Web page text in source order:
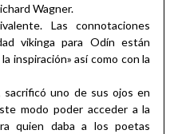
Wagner.
Las connotaciones
vikinga para Odín están
inspiración» así como con la
uno de sus ojos en
modo poder acceder a la
quien daba a los poetas